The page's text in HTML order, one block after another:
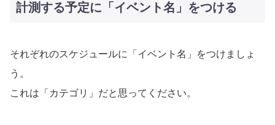
計測する予定に「イベント名」をつける
それぞれのスケジュールに「イベント名」をつけましょ
う。
これは「カテゴリ」だと思ってください。